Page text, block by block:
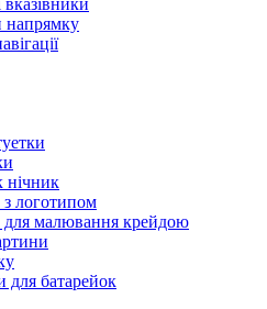
напрямку
нічник
логотипом
малювання крейдою
для батарейок